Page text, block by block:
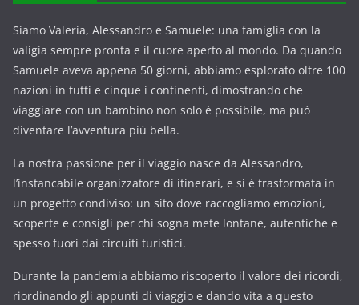
Siamo Valeria, Alessandro e Samuele: una famiglia con la
valigia sempre pronta e il cuore aperto al mondo. Da quando
Samuele aveva appena 50 giorni, abbiamo esplorato oltre 100
nazioni in tutti e cinque i continenti, dimostrando che
viaggiare con un bambino non solo è possibile, ma può
diventare l’avventura più bella.
La nostra passione per il viaggio nasce da Alessandro,
l’instancabile organizzatore di itinerari, e si è trasformata in
un progetto condiviso: un sito dove raccogliamo emozioni,
scoperte e consigli per chi sogna mete lontane, autentiche e
spesso fuori dai circuiti turistici.
Durante la pandemia abbiamo riscoperto il valore dei ricordi,
riordinando gli appunti di viaggio e dando vita a questo